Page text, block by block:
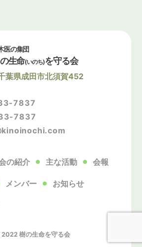
医の集団
の生命(いのち)を守る会
県成田市北須賀452
7837
7837
の紹介 主な活動 会報
メンバー お知らせ
樹の生命を守る会